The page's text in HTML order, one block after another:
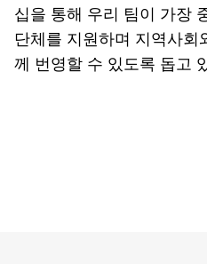
십을 통해 우리 팀이 가장
단체를 지원하며 지역사
께 번영할 수 있도록 돕고